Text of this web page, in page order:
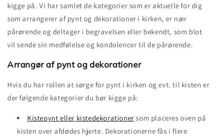
kigge på. Vi har samlet de kategorier som er aktuelle for dig
som arrangerer af pynt og dekorationer i kirken, er nær
pårørende og deltager i begravelsen eller bekendt, som blot
vil sende sin medfølelse og kondolencer til de pårørende.
Arrangør af pynt og dekorationer
Hvis du har rollen at sørge for pynt i kirken og evt. til kisten er
der følgende kategorier du bør kigge på:
Kistepynt eller kistedekorationer som placeres oven på
kisten over afdødes hjerte. Dekorationerne fås i flere